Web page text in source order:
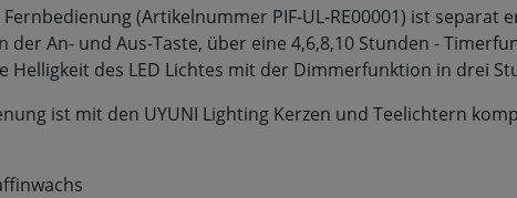
(Artikelnummer PIF-UL-RE00001) ist separat
der An- und Aus-Taste, über eine 4,6,8,10 Stunden -
Helligkeit des LED Lichtes mit der Dimmerfunktion in drei
ist mit den UYUNI Lighting Kerzen und Teelichtern